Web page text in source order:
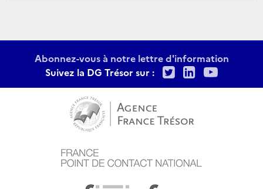
Abonnez-vous à notre lettre d'information
Suivez la DG Trésor sur :
TwitterLinkedIn